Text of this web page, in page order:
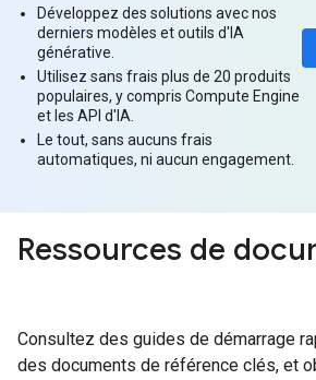
Développez des solutions avec nos
derniers modèles et outils d'IA
générative.
Utilisez sans frais plus de 20 produits
populaires, y compris Compute Engine
et les API d'IA.
Le tout, sans aucuns frais
automatiques, ni aucun engagement.
Ressources de
Consultez des guides de démarrage
des documents de référence clés, et